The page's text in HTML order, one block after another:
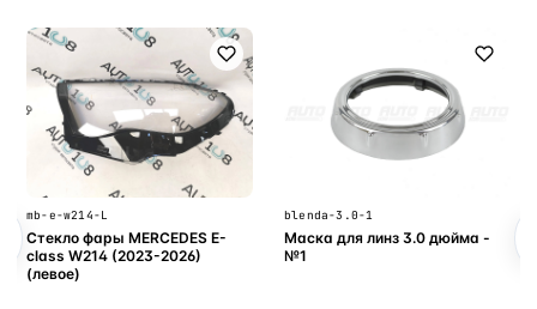
mb-e-w214-L
Стекло фары MERCEDES E-
class W214 (2023-2026)
(левое)
blenda-3.0-1
Маска для линз 3.0 дюйма -
№1